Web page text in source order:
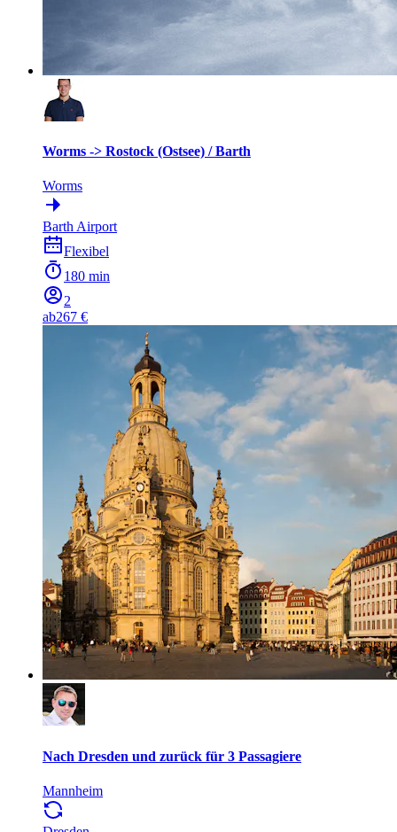
Worms -> Rostock (Ostsee) / Barth
Worms
Barth Airport
Flexibel
180 min
2
ab267 €
Nach Dresden und zurück für 3 Passagiere
Mannheim